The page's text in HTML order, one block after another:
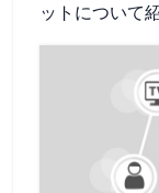
ットについて